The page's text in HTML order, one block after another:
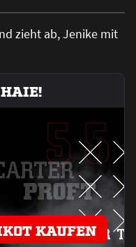
zieht ab, Jenike mit
HAIE!
KAUFEN